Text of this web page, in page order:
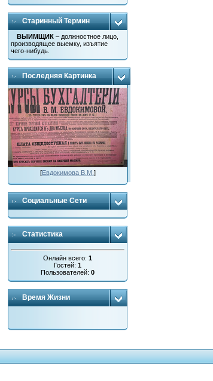
Старинный Термин
ВЫИМЩИК – должностное лицо,
производящее выемку, изъятие
чего-нибудь.
Последняя Картинка
[Евдокимова В.М. ]
Социальные Сети
Статистика
Онлайн всего:1
Гостей:1
Пользователей:0
Время Жизни